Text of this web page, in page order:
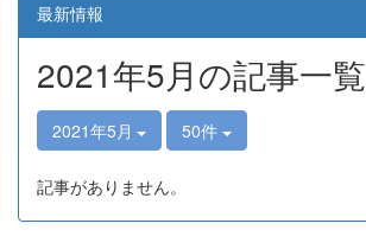
最新情報
2021年5月の記事一覧
2021年5月 50件
記事がありません。